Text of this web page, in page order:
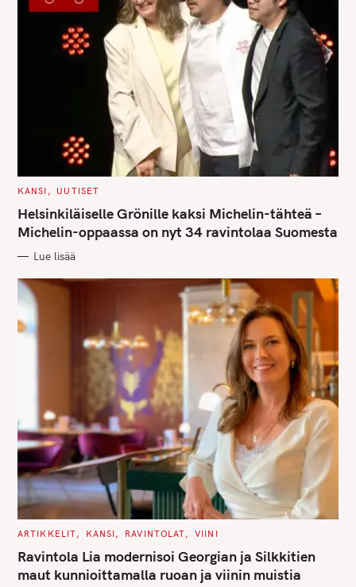
C
T
E
G
O
I
S
KANSI UUTISET
Helsinkiläiselle Grönille kaksi Michelin-tähteä –
Michelin-oppaassa on nyt 34 ravintolaa Suomesta
Lue lisää
C
T
E
G
O
ARTIKKELIT KANSI RAVINTOLAT VIINI
Ravintola Lia modernisoi Georgian ja Silkkitien
maut kunnioittamalla ruoan ja viinin muistia
S
e
a
r
c